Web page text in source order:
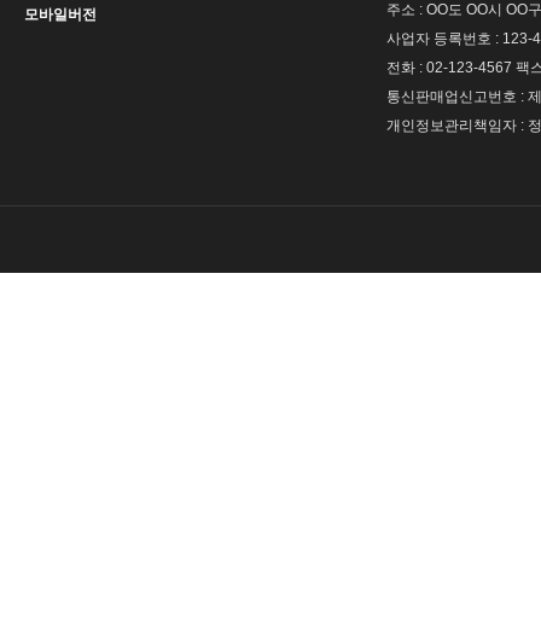
모바일버전
주소 : OO도 OO시 OO
사업자 등록번호 : 123-
전화 : 02-123-4567 팩
통신판매업신고번호 :
개인정보관리책임자 :